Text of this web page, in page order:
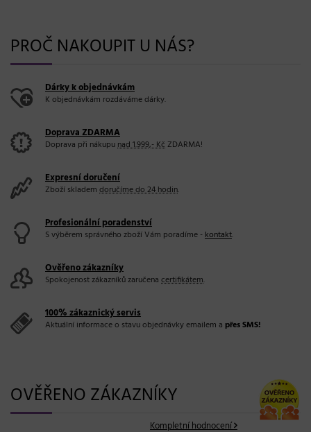
PROČ NAKOUPIT U NÁS?
Dárky k objednávkám
K objednávkám rozdáváme dárky.
Doprava ZDARMA
Doprava při nákupunad 1.999,- KčZDARMA!
Expresní doručení
Zboží skladem doručíme do 24 hodin.
Profesionální poradenství
S výběrem správného zboží Vám poradíme -kontakt.
Ověřeno zákazníky
Spokojenost zákazníků zaručena certifikátem.
100% zákaznický servis
Aktuální informace o stavu objednávky emailem a přes SMS!
OVĚŘENO ZÁKAZNÍKY
Kompletní hodnocení